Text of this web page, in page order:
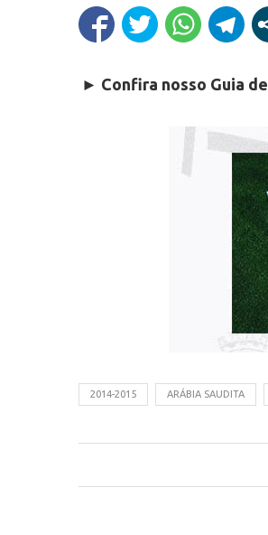
► Confira nosso Guia de
2014-2015 ARÁBIA SAUDITA